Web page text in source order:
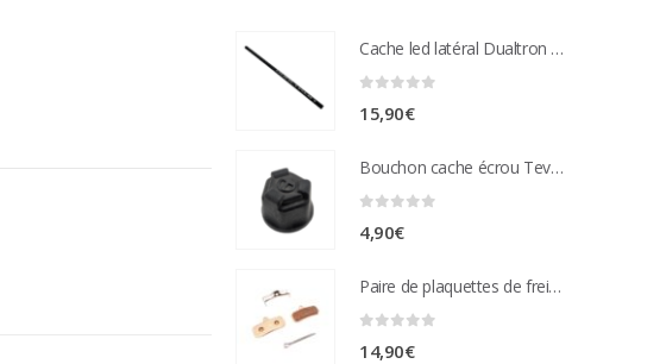
Cache led latéral Dualtron Aminia
15,90€
Bouchon cache écrou Teverun
4,90€
Paire de plaquettes de frein métal frité Compatible étrier de freins nutt 4 pistons
14,90€